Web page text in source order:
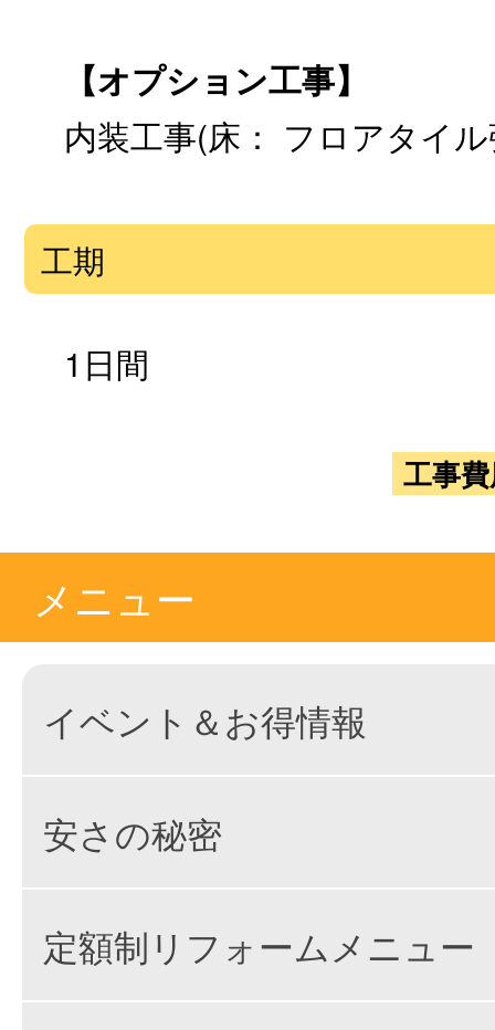
【オプション工事】
内装工事(床： フロアタイ
工期
1日間
工事
メニュー
イベント＆お得情報
安さの秘密
定額制リフォームメニュー